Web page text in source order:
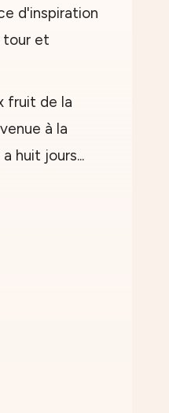
d'inspiration
tour et
fruit de la
à la
huit jours...